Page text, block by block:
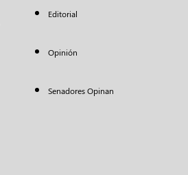
Editorial
Opinión
Senadores Opinan